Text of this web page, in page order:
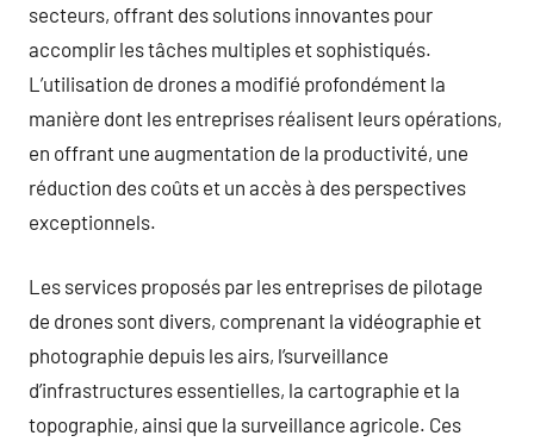
secteurs, offrant des solutions innovantes pour
accomplir les tâches multiples et sophistiqués.
L’utilisation de drones a modifié profondément la
manière dont les entreprises réalisent leurs opérations,
en offrant une augmentation de la productivité, une
réduction des coûts et un accès à des perspectives
exceptionnels.
Les services proposés par les entreprises de pilotage
de drones sont divers, comprenant la vidéographie et
photographie depuis les airs, l’surveillance
d’infrastructures essentielles, la cartographie et la
topographie, ainsi que la surveillance agricole. Ces